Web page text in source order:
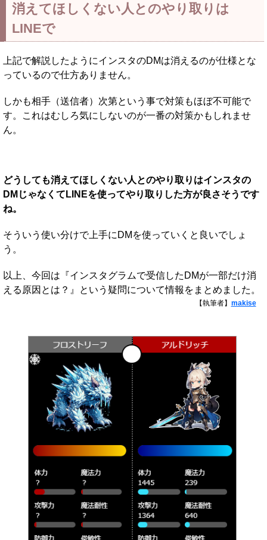
消えてほしくない人とのやり取りは
LINEで
上記で解説したようにインスタのDMは消えるのが仕様とな
っているので仕方ありません。
しかも相手（送信者）次第という事で対策もほぼ不可能で
す。これはむしろ気にしないのが一番の対策かもしれませ
ん。
どうしても消えてほしくない人とのやり取りはインスタの
DMじゃなくてLINEを使ってやり取りした方が良さそうです
ね。
そういう使い分けで上手にDMを使っていくと良いでしょ
う。
以上、今回は『インスタグラムで受信したDMが一部だけ消
える原因とは？』という疑問について情報をまとめました。
【執筆者】 makise